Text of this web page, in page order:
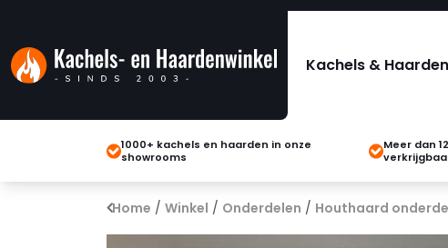
Kachels & Haarden
1000+ kachels en haarden in onze
showrooms
Meer dan
Home / Winkel / Onderdelen / Houthaard